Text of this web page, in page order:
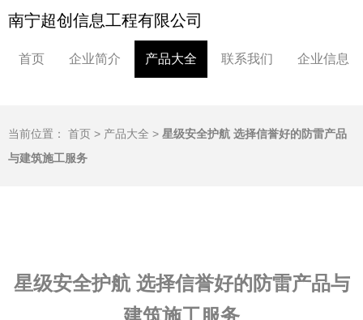
南宁超创信息工程有限公司
首页 企业简介 产品大全 联系我们 企业信息
当前位置： 首页 > 产品大全 > 星级安全护航 选择信誉好的防雷产品
与建筑施工服务
星级安全护航 选择信誉好的防雷产品与
建筑施工服务